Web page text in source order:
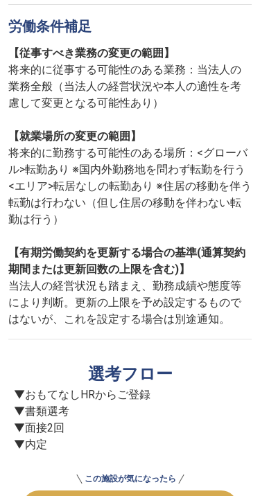
労働条件補足
【従事すべき業務の変更の範囲】
将来的に従事する可能性のある業務：当法人の
業務全般（当法人の経営状況や本人の適性を考
慮して変更となる可能性あり）
【就業場所の変更の範囲】
将来的に勤務する可能性のある場所：<グローバ
ル>転勤あり ※国内外勤務地を問わず転勤を行う
<エリア>転居なしの転勤あり ※住居の移動を伴う
転勤は行わない（但し住居の移動を伴わない転
勤は行う）
【有期労働契約を更新する場合の基準(通算契約
期間または更新回数の上限を含む)】
当法人の経営状況も踏まえ、勤務成績や態度等
により判断。更新の上限を予め設定するもので
はないが、これを設定する場合は別途通知。
選考フロー
▼おもてなしHRからご登録
▼書類選考
▼面接2回
▼内定
この施設が気になったら